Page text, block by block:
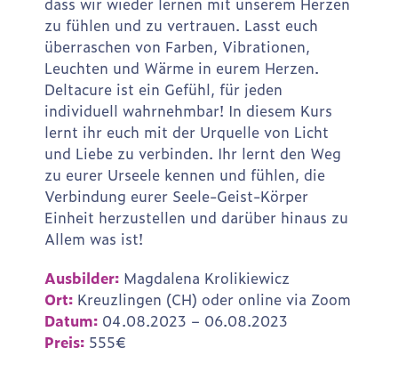
zu fühlen und zu vertrauen. Lasst euch
überraschen von Farben, Vibrationen,
Leuchten und Wärme in eurem Herzen.
Deltacure ist ein Gefühl, für jeden
individuell wahrnehmbar! In diesem Kurs
lernt ihr euch mit der Urquelle von Licht
und Liebe zu verbinden. Ihr lernt den Weg
zu eurer Urseele kennen und fühlen, die
Verbindung eurer Seele-Geist-Körper
Einheit herzustellen und darüber hinaus zu
Allem was ist!
Ausbilder: Magdalena Krolikiewicz
Ort: Kreuzlingen (CH) oder online via Zoom
Datum: 04.08.2023 – 06.08.2023
Preis: 555€